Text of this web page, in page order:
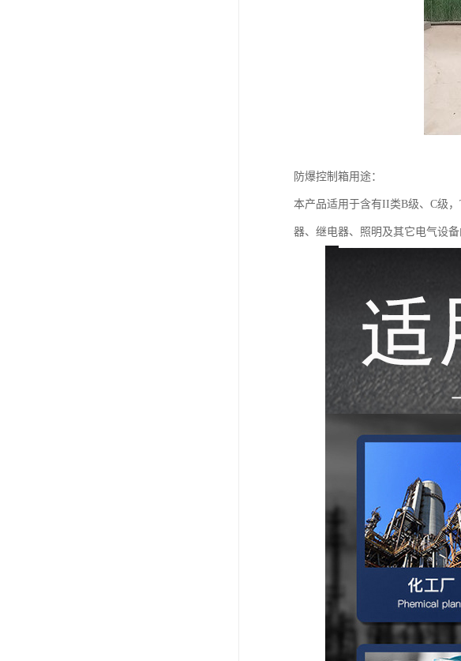
防爆控制箱用途：
本产品适用于含有II类B级、C级
器、继电器、照明及其它电气设备